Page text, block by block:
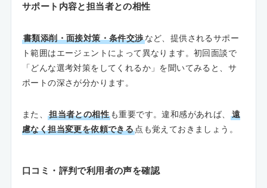
サポート内容と担当者との相性
書類添削・面接対策・条件交渉など、提供されるサポー
ト範囲はエージェントによって異なります。初回面談で
「どんな選考対策をしてくれるか」を聞いてみると、サ
ポートの深さが分かります。
また、担当者との相性も重要です。違和感があれば、
遠
慮なく担当変更を依頼できる 点も覚えておきましょう。
口コミ・評判で利用者の声を確認